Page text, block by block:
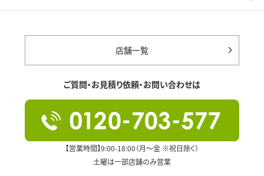
店舗一覧
ご質問・お見積り依頼・お問い合わせは
【営業時間】9:00-18:00（月～金 ※祝日除く）
土曜は一部店舗のみ営業